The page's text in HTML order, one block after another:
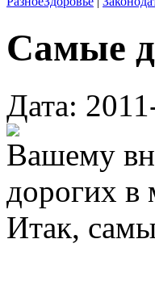
Самые
Дата:
Вашему
дорогих в
Итак,